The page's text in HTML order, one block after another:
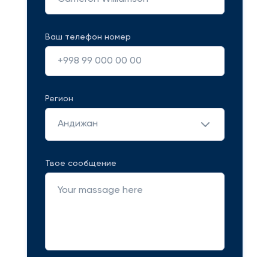
Ваш телефон номер
Регион
Андижан
Твое сообщение